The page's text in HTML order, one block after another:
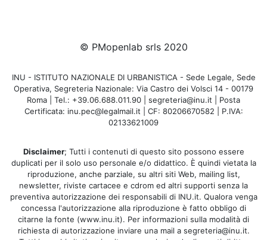
© PMopenlab srls 2020
INU - ISTITUTO NAZIONALE DI URBANISTICA - Sede Legale, Sede
Operativa, Segreteria Nazionale: Via Castro dei Volsci 14 - 00179
Roma | Tel.: +39.06.688.011.90 | segreteria@inu.it | Posta
Certificata: inu.pec@legalmail.it | CF: 80206670582 | P.IVA:
02133621009
Disclaimer; Tutti i contenuti di questo sito possono essere
duplicati per il solo uso personale e/o didattico. È quindi vietata la
riproduzione, anche parziale, su altri siti Web, mailing list,
newsletter, riviste cartacee e cdrom ed altri supporti senza la
preventiva autorizzazione dei responsabili di INU.it. Qualora venga
concessa l'autorizzazione alla riproduzione è fatto obbligo di
citarne la fonte (www.inu.it). Per informazioni sulla modalità di
richiesta di autorizzazione inviare una mail a segreteria@inu.it.